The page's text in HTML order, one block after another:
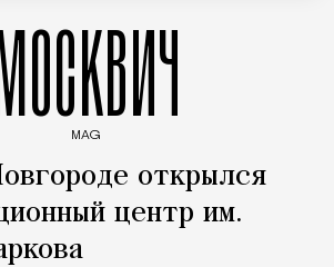
MAG
открылся
центр им.